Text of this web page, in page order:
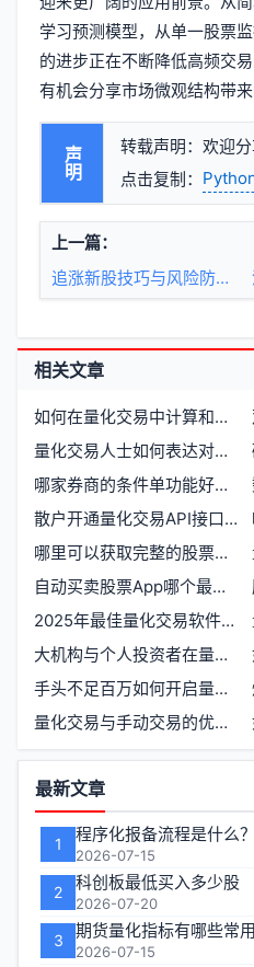
学习预测模型，从单一股票
的进步正在不断降低高频交
有机会分享市场微观结构带来
声明
转载声明：欢迎分
点击复制：
上一篇：
追涨新股技巧与风险防范策略
相关文章
如何在量化交易中计算和使用统计套利策略
量化交易人士如何表达对阿尔法α的独特情感
哪家券商的条件单功能好用如何开户选择指南
散户开通量化交易API接口有哪些门槛要求
哪里可以获取完整的股票市场历史行情数据
自动买卖股票App哪个最好？如何选择支持定价卖出功能的炒股软件
2025年最佳量化交易软件推荐及开通要求对比
大机构与个人投资者在量化交易中各自的优势是什么
手头不足百万如何开启量化交易通道
量化交易与手动交易的优缺点对比
功
能
区
最新文章
1
2026-07-15
2 科创板最低买入多少股
2026-07-20
3 期货量化指标有哪些常
2026-07-15